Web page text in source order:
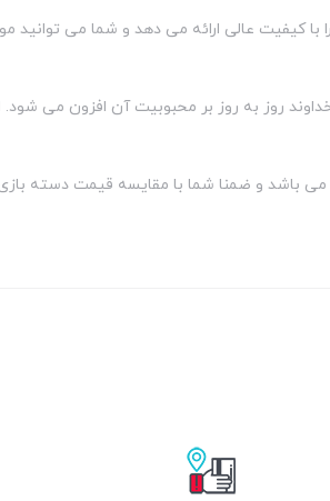
عالی ارائه می دهد و شما می توانید
روز به روز بر محبوبیت آن افزون می شود.
می باشد و ضمنا شما با مقایسه قیمت دسته